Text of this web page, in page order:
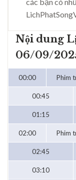
các bạn có
Nội dung
06/09/
00:00 Phim
00:45
01:15
02:00 Phim
02:45
03:10